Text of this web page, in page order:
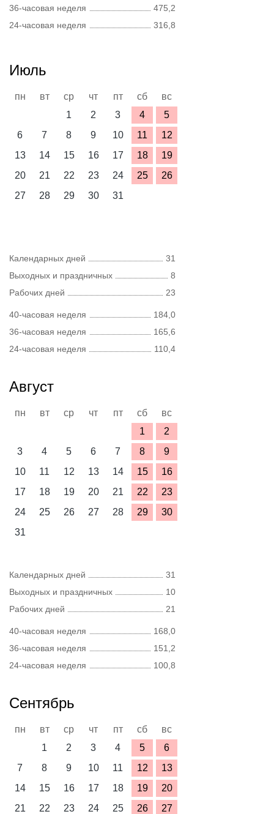
36-часовая неделя
475,2
24-часовая неделя
316,8
Июль
пн вт ср чт пт сб
вс
1
2 3 4
5
6
7 8 9 10 11
12
13
14 15 16 17 18
19
20
21 22 23 24 25
26
27
28 29 30 31
Календарных дней
31
Выходных и праздничных
8
Рабочих дней
23
40-часовая неделя
184,0
36-часовая неделя
165,6
24-часовая неделя
110,4
Август
пн вт ср чт пт сб
вс
1
2
3
4 5 6 7 8
9
10
11 12 13 14 15
16
17
18 19 20 21 22
23
24
25 26 27 28 29
30
31
Календарных дней
31
Выходных и праздничных
10
Рабочих дней
21
40-часовая неделя
168,0
36-часовая неделя
151,2
24-часовая неделя
100,8
Сентябрь
пн вт ср чт пт сб
вс
1
2 3 4 5
6
7
8 9 10 11 12
13
14
15 16 17 18 19
20
21
22 23 24 25 26
27